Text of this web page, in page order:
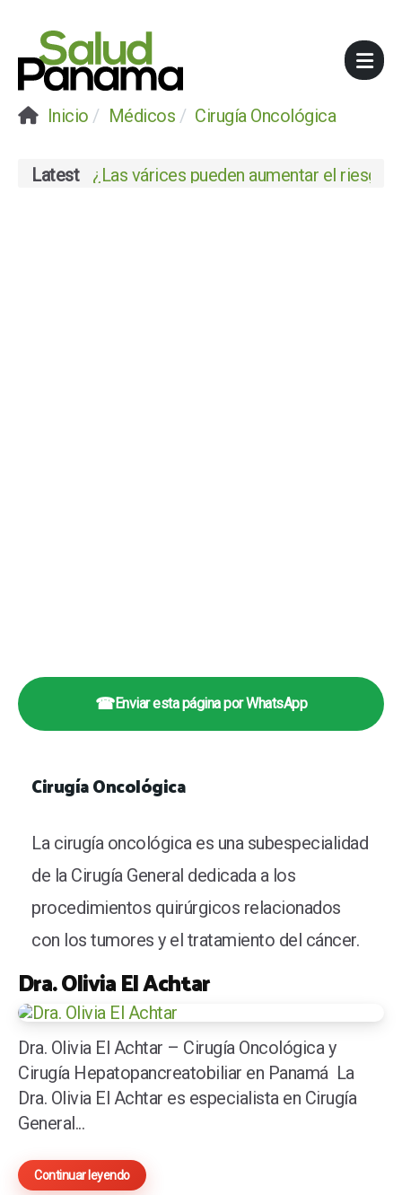
Inicio Médicos Cirugía Oncológica
Latest ¿Las várices pueden aumentar el riesgo
☎Enviar esta página por WhatsApp
Cirugía Oncológica
La cirugía oncológica es una subespecialidad
de la Cirugía General dedicada a los
procedimientos quirúrgicos relacionados
con los tumores y el tratamiento del cáncer.
Dra. Olivia El Achtar
Dra. Olivia El Achtar – Cirugía Oncológica y
Cirugía Hepatopancreatobiliar en Panamá La
Dra. Olivia El Achtar es especialista en Cirugía
General...
Continuar leyendo